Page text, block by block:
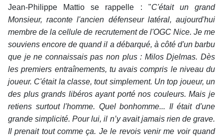
Jean-Philippe Mattio se rappelle : "C'était un grand
Monsieur, raconte l'ancien défenseur latéral, aujourd'hui
membre de la cellule de recrutement de l'OGC Nice. Je me
souviens encore de quand il a débarqué, à côté d'un barbu
que je ne connaissais pas non plus : Milos Djelmas. Dès
les premiers entraînements, tu avais compris le niveau du
joueur. C'était la classe, tout simplement. Un top joueur, un
des plus grands libéros ayant porté nos couleurs. Mais je
retiens surtout l'homme. Quel bonhomme... Il était d'une
grande simplicité. Pour lui, il n’y avait jamais rien de grave.
Il prenait tout comme ça. Je le revois venir me voir quand